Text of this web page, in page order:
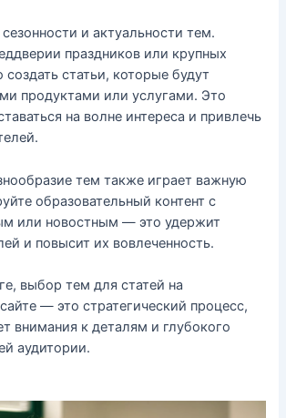
и актуальности тем.
праздников или крупных
статьи, которые будут
продуктами или услугами. Это
на волне интереса и привлечь
тем также играет важную
образовательный контент с
или новостным — это удержит
и повысит их вовлеченность.
выбор тем для статей на
— это стратегический процесс,
внимания к деталям и глубокого
аудитории.